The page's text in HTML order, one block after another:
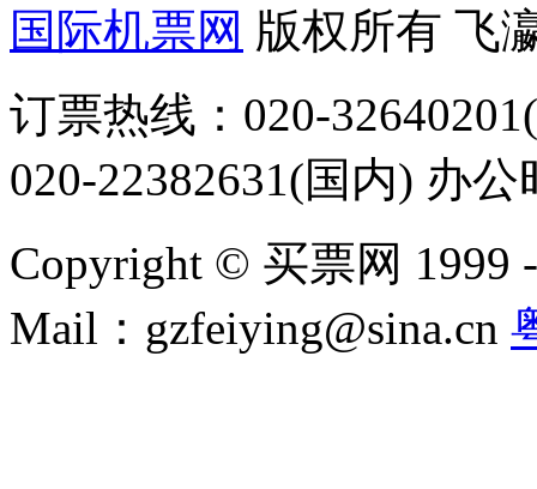
国际机票网 版权所有 飞
订票热线：020-
020-22382631(国内) 办
Copyright © 买票网 1999
Mail：gzfeiying@sina.cn